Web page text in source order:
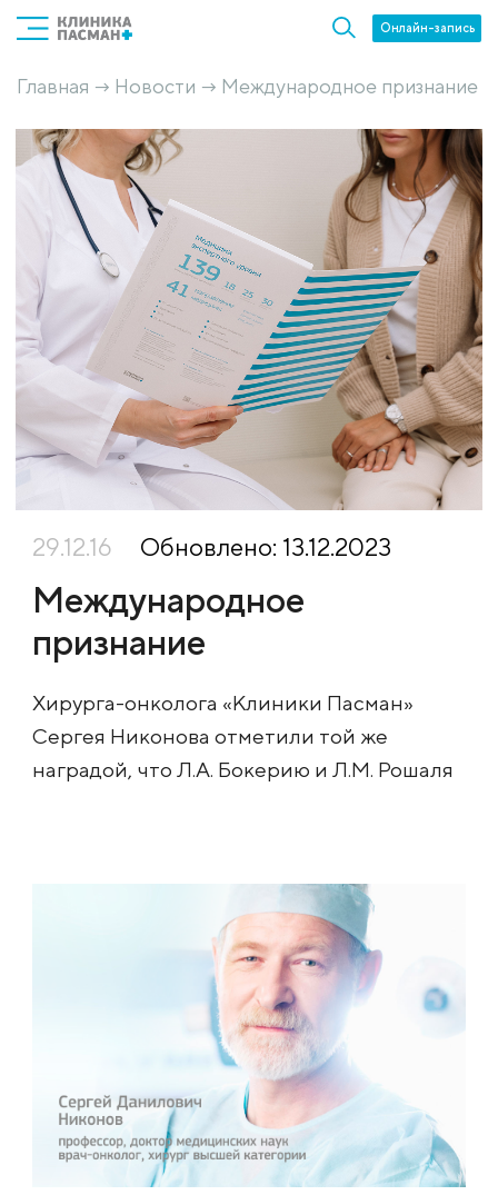
Онлайн-запись
Главная → Новости → Международное признание
29.12.16 Обновлено: 13.12.2023
Международное
признание
Хирурга-онколога «Клиники Пасман»
Сергея Никонова отметили той же
наградой, что Л.А. Бокерию и Л.М. Рошаля